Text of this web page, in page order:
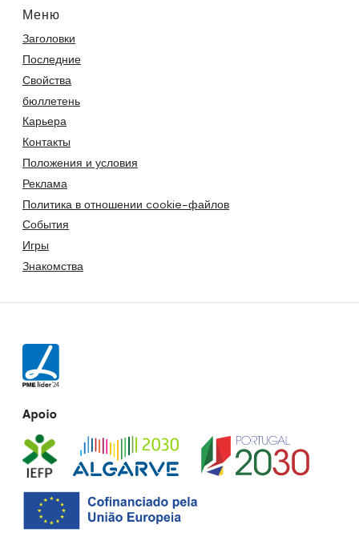
Меню
Заголовки
Последние
Свойства
бюллетень
Карьера
Контакты
Положения и условия
Реклама
Политика в отношении cookie-файлов
События
Игры
Знакомства
Apoio